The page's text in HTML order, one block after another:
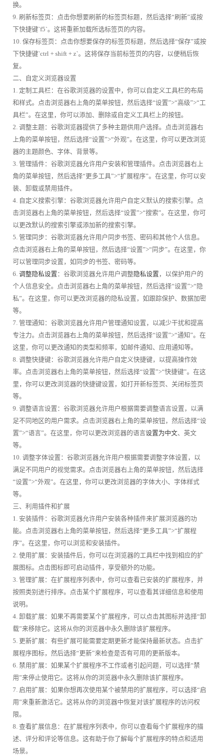
换。
9. 刷新标签页：点击你想要刷新的标签页标题，然后选择“刷新”或按
下快捷键`f5`。这将重新加载所选标签页的内容。
10. 保存标签页：点击你想要保存的标签页标题，然后选择“保存”或按
下快捷键`ctrl + shift + z`。这将保存当前标签页的内容，以便稍后恢
复。
二、自定义浏览器设置
1. 定制工具栏：在谷歌浏览器的设置中，你可以自定义工具栏的布局
和样式。点击浏览器右上角的菜单按钮，然后选择“设置”>“高级”>“工
具栏”。在这里，你可以添加、删除或自定义工具栏上的按钮。
2. 调整主题：谷歌浏览器提供了多种主题供用户选择。点击浏览器右
上角的菜单按钮，然后选择“设置”>“外观”。在这里，你可以更改浏览
器的主题颜色、字体、背景等。
3. 管理插件：谷歌浏览器允许用户安装和管理插件。点击浏览器右上
角的菜单按钮，然后选择“更多工具”>“扩展程序”。在这里，你可以安
装、卸载或禁用插件。
4. 自定义搜索引擎：谷歌浏览器允许用户自定义默认的搜索引擎。点
击浏览器右上角的菜单按钮，然后选择“设置”>“搜索”。在这里，你可
以更改默认的搜索引擎或添加新的搜索引擎。
5. 管理同步：谷歌浏览器允许用户同步书签、密码和其他个人信息。
点击浏览器右上角的菜单按钮，然后选择“设置”>“同步”。在这里，你
可以管理同步设置，如同步的书签、密码等。
6. 调整隐私设置 ：谷歌浏览器允许用户调整隐私设置 ，以保护用户的
个人信息安全。点击浏览器右上角的菜单按钮，然后选择“设置”>“隐
私”。在这里，你可以更改浏览器的隐私设置，如跟踪保护、数据加密
等。
7. 管理通知：谷歌浏览器允许用户管理通知设置，以减少干扰和提高
专注力。点击浏览器右上角的菜单按钮，然后选择“设置”>“通知”。在
这里，你可以更改通知的类型和频率，如邮件通知、应用通知等。
8. 调整快捷键：谷歌浏览器允许用户自定义快捷键，以提高操作效
率。点击浏览器右上角的菜单按钮，然后选择“设置”>“快捷键”。在这
里，你可以更改浏览器的快捷键设置，如打开新标签页、关闭标签页
等。
9. 调整语言设置：谷歌浏览器允许用户根据需要调整语言设置，以满
足不同地区的用户需求。点击浏览器右上角的菜单按钮，然后选择“设
置”>“语言”。在这里，你可以更改浏览器的语言设置为中文、英文
等。
10. 调整字体设置：谷歌浏览器允许用户根据需要调整字体设置，以
满足不同用户的视觉需求。点击浏览器右上角的菜单按钮，然后选择
“设置”>“外观”。在这里，你可以更改浏览器的字体大小、字体样式
等。
三、利用插件和扩展
1. 安装插件：谷歌浏览器允许用户安装各种插件来扩展浏览器的功
能。点击浏览器右上角的菜单按钮，然后选择“更多工具”>“扩展程
序”。在这里，你可以浏览和安装插件。
2. 使用扩展：安装插件后，你可以在浏览器的工具栏中找到相应的扩
展图标。点击图标即可启动插件，享受额外的功能。
3. 管理扩展：在扩展程序列表中，你可以查看已安装的扩展程序，并
按照类别进行排序。点击某个扩展程序，可以查看其详细信息和使用
说明。
4. 卸载扩展：如果不再需要某个扩展程序，可以点击其图标并选择“卸
载”来移除它。这将从你的浏览器中永久删除该扩展程序。
5. 更新扩展：有些扩展可能需要定期更新才能保持最新状态。点击扩
展程序图标，然后选择“更新”来检查是否有可用的更新版本。
6. 禁用扩展：如果某个扩展程序不工作或者引起问题，可以选择“禁
用”来停止使用它。这将从你的浏览器中永久删除该扩展程序。
7. 启用扩展：如果你想再次使用某个被禁用的扩展程序，可以选择“启
用”来重新激活它。这将从你的浏览器中恢复对该扩展程序的访问权
限。
8. 查看扩展信息：在扩展程序列表中，你可以查看每个扩展程序的描
述、评分和评论等信息。这有助于你了解每个扩展程序的特点和适用
场景。